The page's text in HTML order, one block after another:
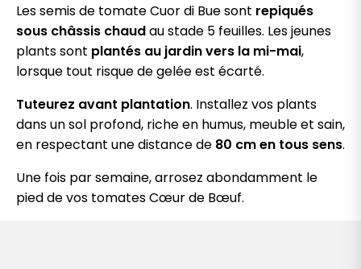
Les semis de tomate Cuor di Bue sont repiqués
sous châssis chaudau stade 5 feuilles. Les jeunes
plants sont plantés au jardin vers la mi-mai,
lorsque tout risque de gelée est écarté.
Tuteurez avant plantation. Installez vos plants
dans un sol profond, riche en humus, meuble et sain,
en respectant une distance de 80 cm en tous sens.
Une fois par semaine, arrosez abondamment le
pied de vos tomates Cœur de Bœuf.